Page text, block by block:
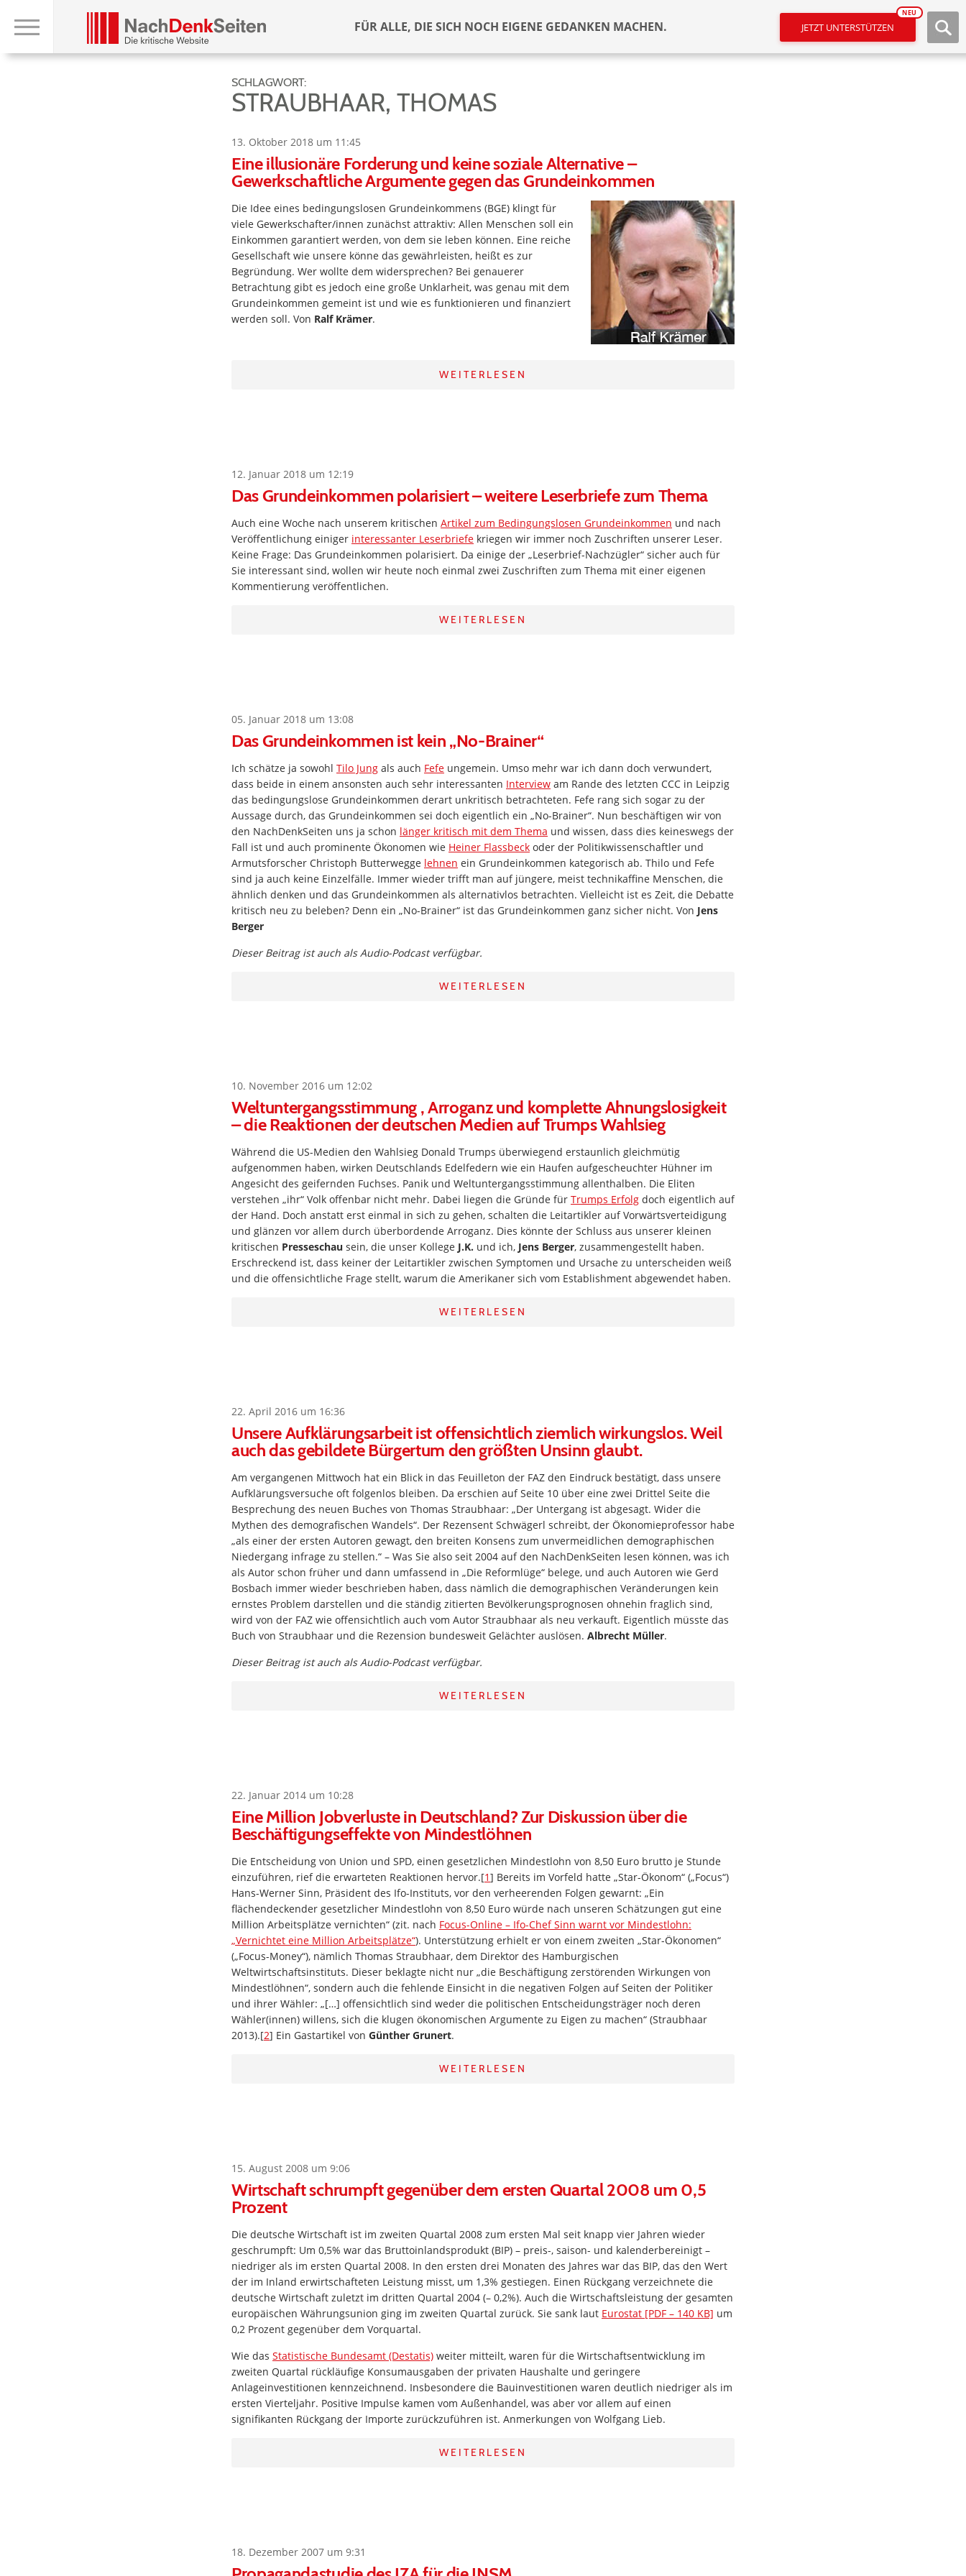
FÜR ALLE, DIE SICH NOCH EIGENE GEDANKEN MACHEN. JETZT UNTERSTÜTZEN
NEU
SCHLAGWORT:
STRAUBHAAR, THOMAS
13. Oktober 2018 um 11:45
Eine illusionäre Forderung und keine soziale Alternative –
Gewerkschaftliche Argumente gegen das Grundeinkommen
Die Idee eines bedingungslosen Grundeinkommens (BGE) klingt für
viele Gewerkschafter/innen zunächst attraktiv: Allen Menschen soll ein
Einkommen garantiert werden, von dem sie leben können. Eine reiche
Gesellschaft wie unsere könne das gewährleisten, heißt es zur
Begründung. Wer wollte dem widersprechen? Bei genauerer
Betrachtung gibt es jedoch eine große Unklarheit, was genau mit dem
Grundeinkommen gemeint ist und wie es funktionieren und finanziert
werden soll. Von Ralf Krämer.
WEITERLESEN
12. Januar 2018 um 12:19
Das Grundeinkommen polarisiert – weitere Leserbriefe zum Thema
Auch eine Woche nach unserem kritischen Artikel zum Bedingungslosen Grundeinkommen und nach
Veröffentlichung einiger interessanter Leserbriefe kriegen wir immer noch Zuschriften unserer Leser.
Keine Frage: Das Grundeinkommen polarisiert. Da einige der „Leserbrief-Nachzügler“ sicher auch für
Sie interessant sind, wollen wir heute noch einmal zwei Zuschriften zum Thema mit einer eigenen
Kommentierung veröffentlichen.
WEITERLESEN
05. Januar 2018 um 13:08
Das Grundeinkommen ist kein „No-Brainer“
Ich schätze ja sowohl Tilo Jung als auch Fefe ungemein. Umso mehr war ich dann doch verwundert,
dass beide in einem ansonsten auch sehr interessanten Interview am Rande des letzten CCC in Leipzig
das bedingungslose Grundeinkommen derart unkritisch betrachteten. Fefe rang sich sogar zu der
Aussage durch, das Grundeinkommen sei doch eigentlich ein „No-Brainer“. Nun beschäftigen wir von
den NachDenkSeiten uns ja schon länger kritisch mit dem Thema und wissen, dass dies keineswegs der
Fall ist und auch prominente Ökonomen wie Heiner Flassbeck oder der Politikwissenschaftler und
Armutsforscher Christoph Butterwegge lehnen ein Grundeinkommen kategorisch ab. Thilo und Fefe
sind ja auch keine Einzelfälle. Immer wieder trifft man auf jüngere, meist technikaffine Menschen, die
ähnlich denken und das Grundeinkommen als alternativlos betrachten. Vielleicht ist es Zeit, die Debatte
kritisch neu zu beleben? Denn ein „No-Brainer“ ist das Grundeinkommen ganz sicher nicht. Von Jens
Berger
Dieser Beitrag ist auch als Audio-Podcast verfügbar.
WEITERLESEN
10. November 2016 um 12:02
Weltuntergangsstimmung , Arroganz und komplette Ahnungslosigkeit
– die Reaktionen der deutschen Medien auf Trumps Wahlsieg
Während die US-Medien den Wahlsieg Donald Trumps überwiegend erstaunlich gleichmütig
aufgenommen haben, wirken Deutschlands Edelfedern wie ein Haufen aufgescheuchter Hühner im
Angesicht des geifernden Fuchses. Panik und Weltuntergangsstimmung allenthalben. Die Eliten
verstehen „ihr“ Volk offenbar nicht mehr. Dabei liegen die Gründe für Trumps Erfolg doch eigentlich auf
der Hand. Doch anstatt erst einmal in sich zu gehen, schalten die Leitartikler auf Vorwärtsverteidigung
und glänzen vor allem durch überbordende Arroganz. Dies könnte der Schluss aus unserer kleinen
kritischen Presseschau sein, die unser Kollege J.K. und ich, Jens Berger, zusammengestellt haben.
Erschreckend ist, dass keiner der Leitartikler zwischen Symptomen und Ursache zu unterscheiden weiß
und die offensichtliche Frage stellt, warum die Amerikaner sich vom Establishment abgewendet haben.
WEITERLESEN
22. April 2016 um 16:36
Unsere Aufklärungsarbeit ist offensichtlich ziemlich wirkungslos. Weil
auch das gebildete Bürgertum den größten Unsinn glaubt.
Am vergangenen Mittwoch hat ein Blick in das Feuilleton der FAZ den Eindruck bestätigt, dass unsere
Aufklärungsversuche oft folgenlos bleiben. Da erschien auf Seite 10 über eine zwei Drittel Seite die
Besprechung des neuen Buches von Thomas Straubhaar: „Der Untergang ist abgesagt. Wider die
Mythen des demografischen Wandels“. Der Rezensent Schwägerl schreibt, der Ökonomieprofessor habe
„als einer der ersten Autoren gewagt, den breiten Konsens zum unvermeidlichen demographischen
Niedergang infrage zu stellen.“ – Was Sie also seit 2004 auf den NachDenkSeiten lesen können, was ich
als Autor schon früher und dann umfassend in „Die Reformlüge“ belege, und auch Autoren wie Gerd
Bosbach immer wieder beschrieben haben, dass nämlich die demographischen Veränderungen kein
ernstes Problem darstellen und die ständig zitierten Bevölkerungsprognosen ohnehin fraglich sind,
wird von der FAZ wie offensichtlich auch vom Autor Straubhaar als neu verkauft. Eigentlich müsste das
Buch von Straubhaar und die Rezension bundesweit Gelächter auslösen. Albrecht Müller.
Dieser Beitrag ist auch als Audio-Podcast verfügbar.
WEITERLESEN
22. Januar 2014 um 10:28
Eine Million Jobverluste in Deutschland? Zur Diskussion über die
Beschäftigungseffekte von Mindestlöhnen
Die Entscheidung von Union und SPD, einen gesetzlichen Mindestlohn von 8,50 Euro brutto je Stunde
einzuführen, rief die erwarteten Reaktionen hervor.[1] Bereits im Vorfeld hatte „Star-Ökonom“ („Focus“)
Hans-Werner Sinn, Präsident des Ifo-Instituts, vor den verheerenden Folgen gewarnt: „Ein
flächendeckender gesetzlicher Mindestlohn von 8,50 Euro würde nach unseren Schätzungen gut eine
Million Arbeitsplätze vernichten“ (zit. nach Focus-Online – Ifo-Chef Sinn warnt vor Mindestlohn:
„Vernichtet eine Million Arbeitsplätze“). Unterstützung erhielt er von einem zweiten „Star-Ökonomen“
(„Focus-Money“), nämlich Thomas Straubhaar, dem Direktor des Hamburgischen
Weltwirtschaftsinstituts. Dieser beklagte nicht nur „die Beschäftigung zerstörenden Wirkungen von
Mindestlöhnen“, sondern auch die fehlende Einsicht in die negativen Folgen auf Seiten der Politiker
und ihrer Wähler: „[…] offensichtlich sind weder die politischen Entscheidungsträger noch deren
Wähler(innen) willens, sich die klugen ökonomischen Argumente zu Eigen zu machen“ (Straubhaar
2013).[2] Ein Gastartikel von Günther Grunert.
WEITERLESEN
15. August 2008 um 9:06
Wirtschaft schrumpft gegenüber dem ersten Quartal 2008 um 0,5
Prozent
Die deutsche Wirtschaft ist im zweiten Quartal 2008 zum ersten Mal seit knapp vier Jahren wieder
geschrumpft: Um 0,5% war das Bruttoinlandsprodukt (BIP) – preis-, saison- und kalenderbereinigt –
niedriger als im ersten Quartal 2008. In den ersten drei Monaten des Jahres war das BIP, das den Wert
der im Inland erwirtschafteten Leistung misst, um 1,3% gestiegen. Einen Rückgang verzeichnete die
deutsche Wirt­schaft zuletzt im dritten Quartal 2004 (– 0,2%). Auch die Wirtschaftsleistung der gesamten
europäischen Währungsunion ging im zweiten Quartal zurück. Sie sank laut Eurostat [PDF – 140 KB] um
0,2 Prozent gegenüber dem Vorquartal.
Wie das Statistische Bundesamt (Destatis) weiter mitteilt, waren für die Wirtschaftsentwicklung im
zweiten Quartal rückläufige Konsumausgaben der privaten Haushalte und geringere
Anlageinvestitionen kennzeichnend. Insbesondere die Bauinvestitionen waren deutlich niedriger als im
ersten Vierteljahr. Positive Impulse kamen vom Außenhandel, was aber vor allem auf einen
signifikanten Rückgang der Importe zurückzuführen ist. Anmerkungen von Wolfgang Lieb.
WEITERLESEN
18. Dezember 2007 um 9:31